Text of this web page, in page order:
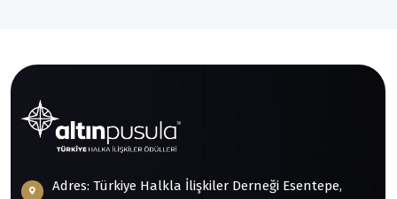
Adres: Türkiye Halkla İlişkiler Derneği Esentepe,